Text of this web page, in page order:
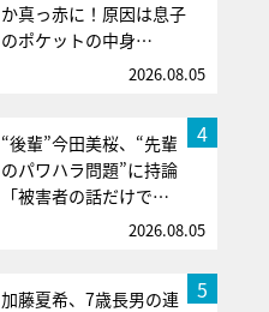
か真っ赤に！原因は息子
のポケットの中身…
2026.08.05
4
“後輩”今田美桜、“先輩
のパワハラ問題”に持論
「被害者の話だけで…
2026.08.05
5
加藤夏希、7歳長男の連